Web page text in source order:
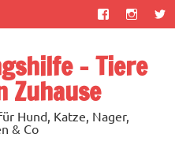
– Tiere
Zuhause
Hund, Katze, Nager,
& Co